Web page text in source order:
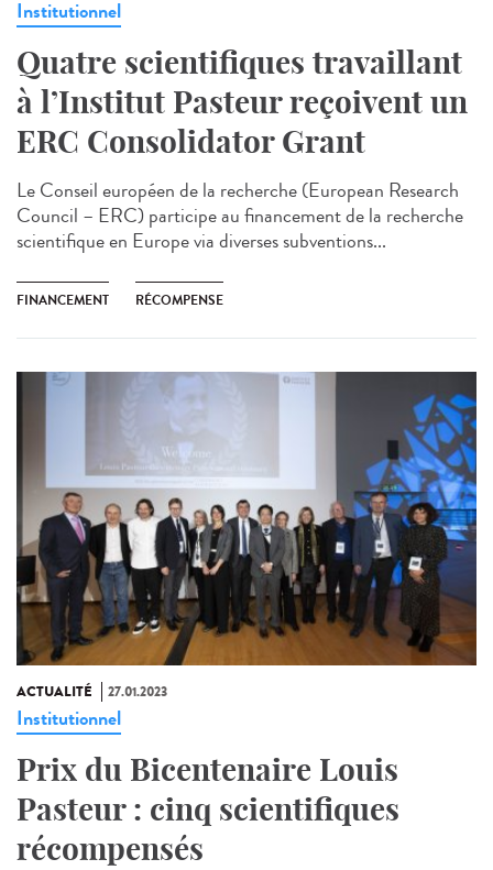
Institutionnel
Quatre scientifiques travaillant
à l’Institut Pasteur reçoivent un
ERC Consolidator Grant
Le Conseil européen de la recherche (European Research
Council – ERC) participe au financement de la recherche
scientifique en Europe via diverses subventions...
FINANCEMENT RÉCOMPENSE
ACTUALITÉ 27.01.2023
Institutionnel
Prix du Bicentenaire Louis
Pasteur : cinq scientifiques
récompensés